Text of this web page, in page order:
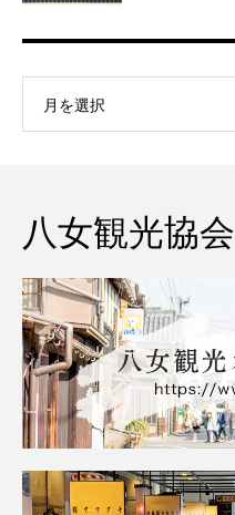
月を選択
八女観光協会